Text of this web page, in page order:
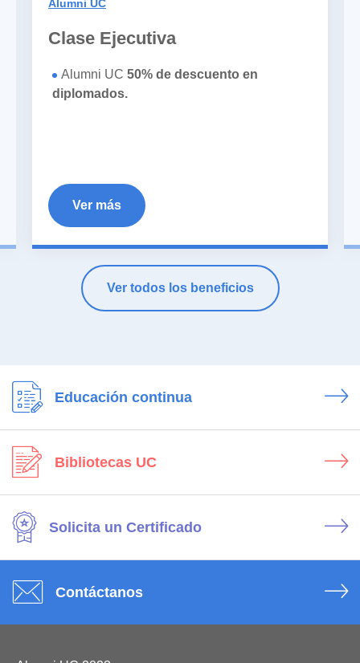
Alumni UC
Clase Ejecutiva
Alumni UC 50% de descuento en
diplomados.
Ver más
Ver todos los beneficios
Educación continua
Bibliotecas UC
Solicita un Certificado
Contáctanos